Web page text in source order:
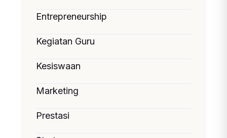
Entrepreneurship
Kegiatan Guru
Kesiswaan
Marketing
Prestasi